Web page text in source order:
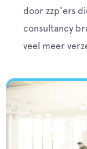
door zzp'ers
consultancy
veel meer